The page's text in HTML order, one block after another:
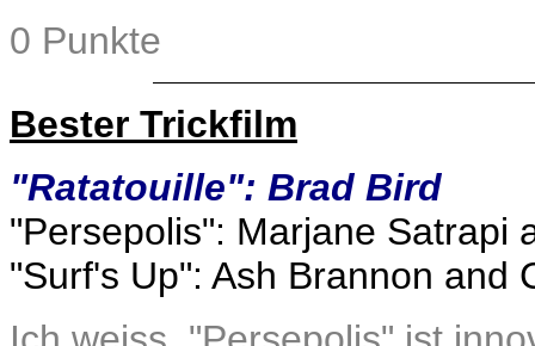
0 Punkte
Bester Trickfilm
"Ratatouille": Brad Bird
"Persepolis": Marjane Satrapi
"Surf's Up": Ash Brannon and